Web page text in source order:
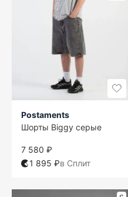
Postaments
Шорты Biggy серые
7 580 ₽
1 895 ₽в Сплит